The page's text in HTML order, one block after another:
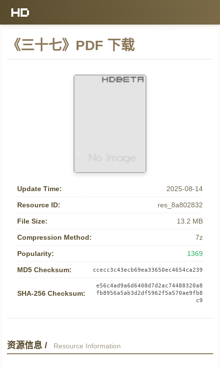
《三十七》PDF 下载
Update Time: 2025-08-14
Resource ID: res_8a802832
File Size: 13.2 MB
Compression Method: 7z
Popularity: 1369
MD5 Checksum: ccecc3c43ecb69ea33650ec4654ca239
SHA-256 Checksum:
e56c4ad9a6d6408d7d2ac74488320a8
fb8956a5ab3d2df5962f5a570ae9fb8
c9
资源信息 / Resource Information